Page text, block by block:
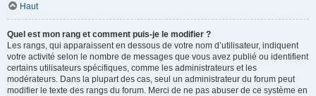
Haut
Quel est mon rang et comment puis-je le modifier ?
Les rangs, qui apparaissent en dessous de votre nom d’utilisateur, indiquent
votre activité selon le nombre de messages que vous avez publié ou identifient
certains utilisateurs spécifiques, comme les administrateurs et les
modérateurs. Dans la plupart des cas, seul un administrateur du forum peut
modifier le texte des rangs du forum. Merci de ne pas abuser de ce système en